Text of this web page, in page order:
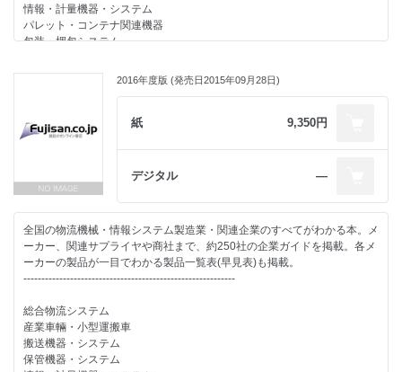
販売種別：一部売り・定期購読
税込価格：9,180円
情報・計量機器・システム
パレット・コンテナ関連機器
包装・梱包システム
その他
-----------------------------------------------------------
名鑑の見方・使い方
-----------------------------------------------------------
(1)物流システム関連機器生産・売上統計一覧
(2)物流関連主要団体概要一覧(40団体)
(3)メーカー別物流関連製品一覧
(4)物流関連メーカー一覧
(社名・住所・電話番号の一覧表)
2016年度版 (発売日2015年09月28日)
紙 9,350円
デジタル ―
全国の物流機械・情報システム製造業・関連企業のすべてがわかる本。メ
ーカー、関連サプライヤや商社まで、約250社の企業ガイドを掲載。各メ
ーカーの製品が一目でわかる製品一覧表(早見表)も掲載。
-----------------------------------------------------------
総合物流システム
産業車輛・小型運搬車
搬送機器・システム
保管機器・システム